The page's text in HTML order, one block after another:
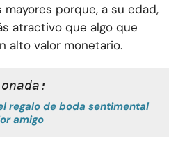
porque, a su edad,
atractivo que algo que
alto valor monetario.
regalo de boda sentimental
amigo